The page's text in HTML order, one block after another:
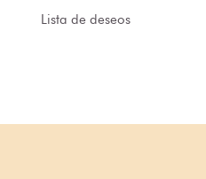
Lista de deseos